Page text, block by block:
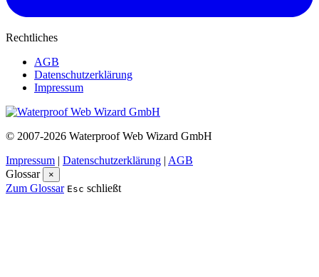
Rechtliches
AGB
Datenschutzerklärung
Impressum
© 2007-2026 Waterproof Web Wizard GmbH
Impressum | Datenschutzerklärung | AGB
Glossar
×
Zum Glossar Esc schließt